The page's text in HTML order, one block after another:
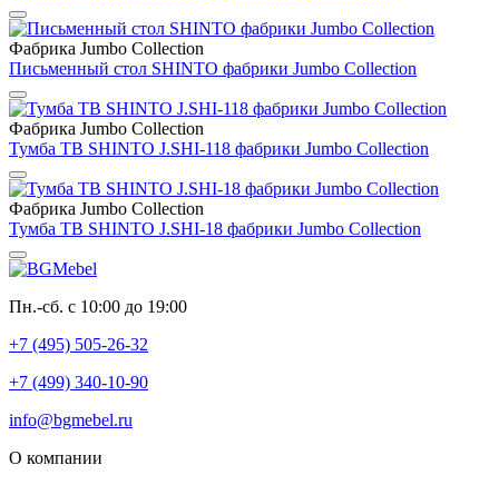
Фабрика Jumbo Collection
Письменный стол SHINTO фабрики Jumbo Collection
Фабрика Jumbo Collection
Тумба ТВ SHINTO J.SHI-118 фабрики Jumbo Collection
Фабрика Jumbo Collection
Тумба ТВ SHINTO J.SHI-18 фабрики Jumbo Collection
Пн.-сб. с 10:00 до 19:00
+7 (495) 505-26-32
+7 (499) 340-10-90
info@bgmebel.ru
О компании